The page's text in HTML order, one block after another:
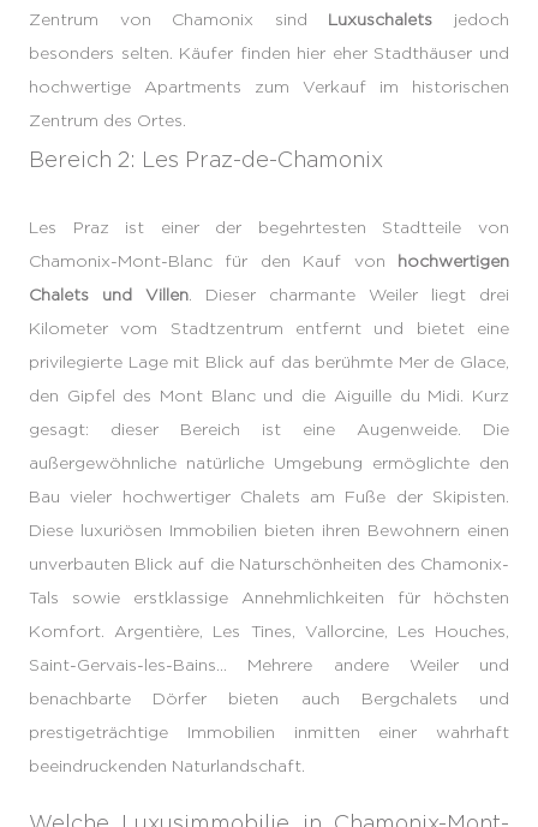
Zentrum von Chamonix sind Luxuschalets jedoch
besonders selten. Käufer finden hier eher Stadthäuser und
hochwertige Apartments zum Verkauf im historischen
Zentrum des Ortes.
Bereich 2: Les Praz-de-Chamonix
Les Praz ist einer der begehrtesten Stadtteile von
Chamonix-Mont-Blanc für den Kauf von hochwertigen
Chalets und Villen . Dieser charmante Weiler liegt drei
Kilometer vom Stadtzentrum entfernt und bietet eine
privilegierte Lage mit Blick auf das berühmte Mer de Glace,
den Gipfel des Mont Blanc und die Aiguille du Midi. Kurz
gesagt: dieser Bereich ist eine Augenweide. Die
außergewöhnliche natürliche Umgebung ermöglichte den
Bau vieler hochwertiger Chalets am Fuße der Skipisten.
Diese luxuriösen Immobilien bieten ihren Bewohnern einen
unverbauten Blick auf die Naturschönheiten des Chamonix-
Tals sowie erstklassige Annehmlichkeiten für höchsten
Komfort. Argentière, Les Tines, Vallorcine, Les Houches,
Saint-Gervais-les-Bains... Mehrere andere Weiler und
benachbarte Dörfer bieten auch Bergchalets und
prestigeträchtige Immobilien inmitten einer wahrhaft
beeindruckenden Naturlandschaft.